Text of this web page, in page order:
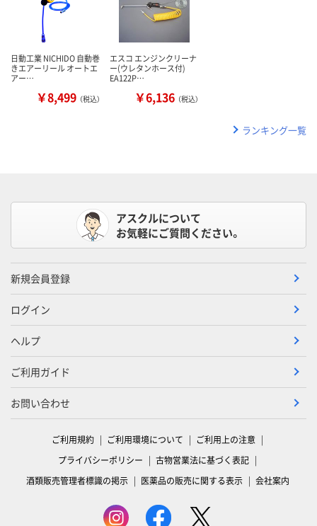
日動工業 NICHIDO 自動巻
きエアーリール オートエ
アー…
￥8,499 （税込）
エスコ エンジンクリーナ
ー(ウレタンホース付)
EA122P…
￥6,136 （税込）
ランキング一覧
アスクルについて
お気軽にご質問ください。
新規会員登録
ログイン
ヘルプ
ご利用ガイド
お問い合わせ
ご利用規約 ご利用環境について
ご利用上の注意
プライバシーポリシー
古物営業法に基づく表記
酒類販売管理者標識の掲示
医薬品の販売に関する表示 会社案内